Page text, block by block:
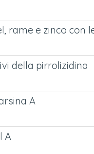
rame e zinco con
della pirrolizidina
A
A